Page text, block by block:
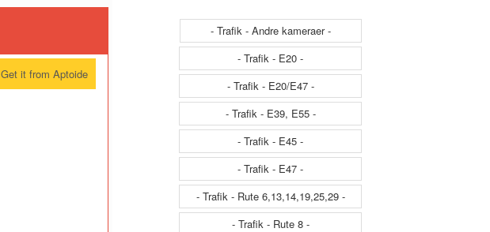
Get it from Aptoide
- Trafik - Andre kameraer -
- Trafik - E20 -
- Trafik - E20/E47 -
- Trafik - E39, E55 -
- Trafik - E45 -
- Trafik - E47 -
- Trafik - Rute 6,13,14,19,25,29 -
- Trafik - Rute 8 -